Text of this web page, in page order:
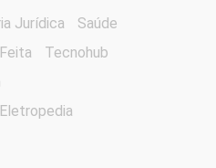
Jurídica
Saúde
Tecnohub
Eletropedia